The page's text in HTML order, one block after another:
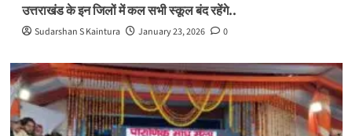
उत्तराखंड के इन जिलों में कल सभी स्कूल बंद रहेंगे..
Sudarshan S Kaintura January 23, 2026 0